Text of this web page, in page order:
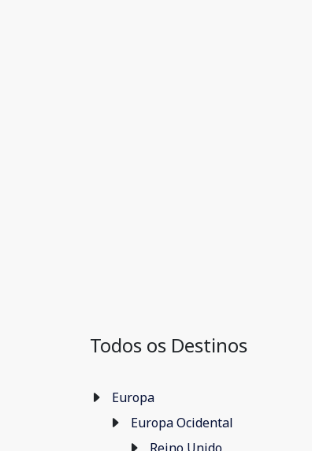
Todos os Destinos
Europa
Europa Ocidental